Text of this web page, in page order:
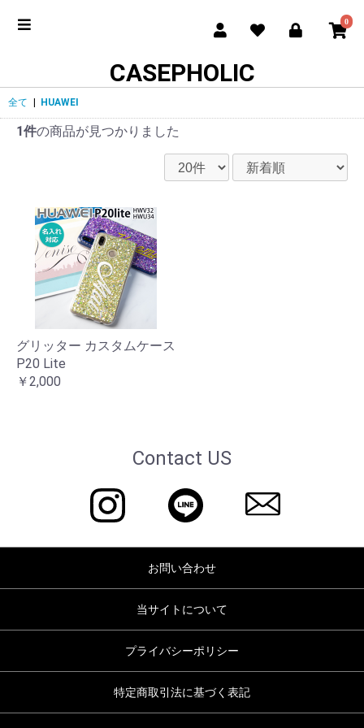
0
CASEPHOLIC
全て | HUAWEI
1件の商品が見つかりました
グリッター カスタムケース
P20 Lite
￥2,000
Contact US
お問い合わせ
当サイトについて
プライバシーポリシー
特定商取引法に基づく表記